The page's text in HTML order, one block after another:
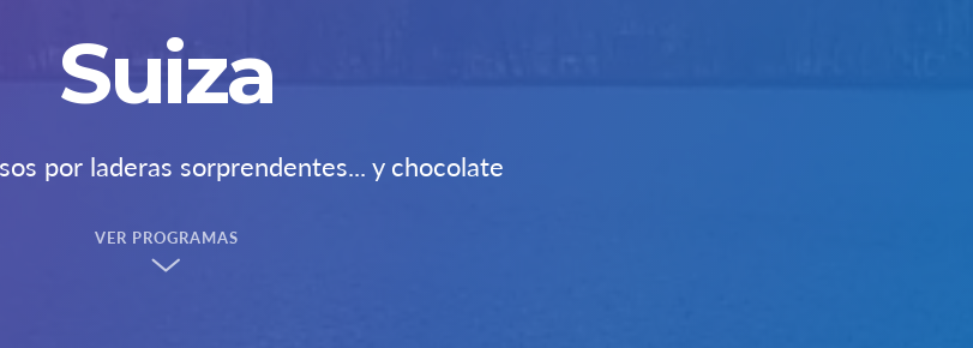
Suiza
por laderas sorprendentes... y chocolate
VER PROGRAMAS